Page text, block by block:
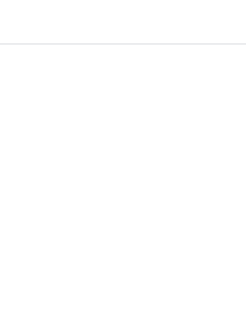
auf Gebäude.